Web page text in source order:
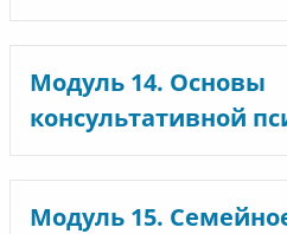
Модуль 14. Основы
консультативной
Модуль 15.